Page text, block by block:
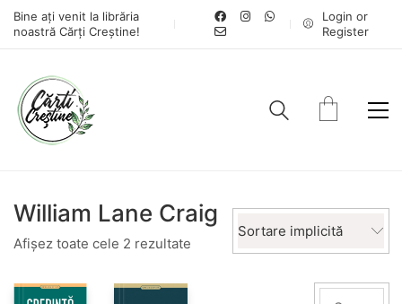
Bine ați venit la librăria
noastră Cărți Creștine!
Login or
Register
William Lane Craig
Afișez toate cele 2 rezultate
Sortare implicită